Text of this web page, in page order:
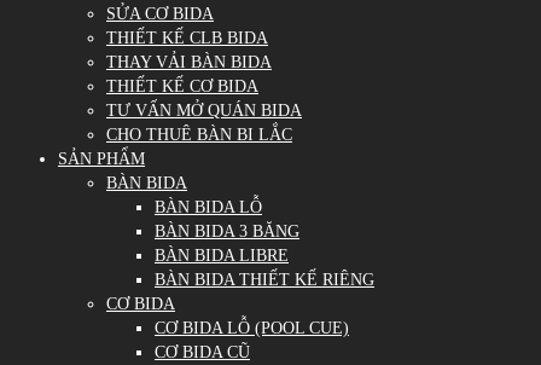
SỬA CƠ BIDA
THIẾT KẾ CLB BIDA
THAY VẢI BÀN BIDA
THIẾT KẾ CƠ BIDA
TƯ VẤN MỞ QUÁN BIDA
CHO THUÊ BÀN BI LẮC
SẢN PHẨM
BÀN BIDA
BÀN BIDA LỖ
BÀN BIDA 3 BĂNG
BÀN BIDA LIBRE
BÀN BIDA THIẾT KẾ RIÊNG
CƠ BIDA
CƠ BIDA LỖ (POOL CUE)
CƠ BIDA CŨ